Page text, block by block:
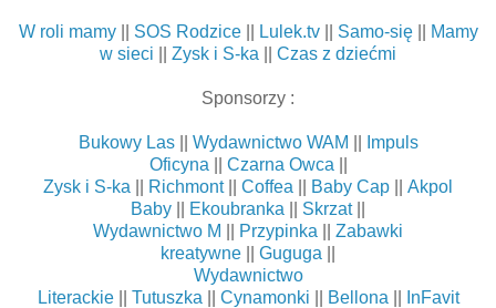
W roli mamy|| SOS Rodzice|| Lulek.tv|| Samo-się||
Mamy
w sieci
Zysk i S-ka Czas z dziećmi
Sponsorzy :
Bukowy Las|| Wydawnictwo WAM
Impuls
Oficyna
Czarna Owca
Zysk i S-ka
Richmont|| Coffea Baby Cap
Akpol
Baby
Ekoubranka Skrzat||
Wydawnictwo M
Przypinka
Zabawki
kreatywne
Guguga
Wydawnictwo
Literackie|| Tutuszka Cynamonki Bellona
InFavit